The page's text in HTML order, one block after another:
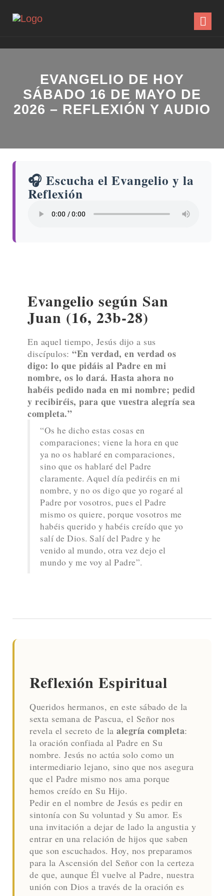
EVANGELIO DE HOY
SÁBADO 16 DE MAYO DE
2026 – REFLEXIÓN Y AUDIO
🎧 Escucha el Evangelio y la
Reflexión
Evangelio según San
Juan (16, 23b-28)
En aquel tiempo, Jesús dijo a sus
discípulos: “En verdad, en verdad os
digo: lo que pidáis al Padre en mi
nombre, os lo dará. Hasta ahora no
habéis pedido nada en mi nombre; pedid
y recibiréis, para que vuestra alegría sea
completa.”
“Os he dicho estas cosas en
comparaciones; viene la hora en que
ya no os hablaré en comparaciones,
sino que os hablaré del Padre
claramente. Aquel día pediréis en mi
nombre, y no os digo que yo rogaré al
Padre por vosotros, pues el Padre
mismo os quiere, porque vosotros me
habéis querido y habéis creído que yo
salí de Dios. Salí del Padre y he
venido al mundo, otra vez dejo el
mundo y me voy al Padre”.
Reflexión Espiritual
Queridos hermanos, en este sábado de la
sexta semana de Pascua, el Señor nos
revela el secreto de la alegría completa:
la oración confiada al Padre en Su
nombre. Jesús no actúa solo como un
intermediario lejano, sino que nos asegura
que el Padre mismo nos ama porque
hemos creído en Su Hijo.
Pedir en el nombre de Jesús es pedir en
sintonía con Su voluntad y Su amor. Es
una invitación a dejar de lado la angustia y
entrar en una relación de hijos que saben
que son escuchados. Hoy, nos preparamos
para la Ascensión del Señor con la certeza
de que, aunque Él vuelve al Padre, nuestra
unión con Dios a través de la oración es